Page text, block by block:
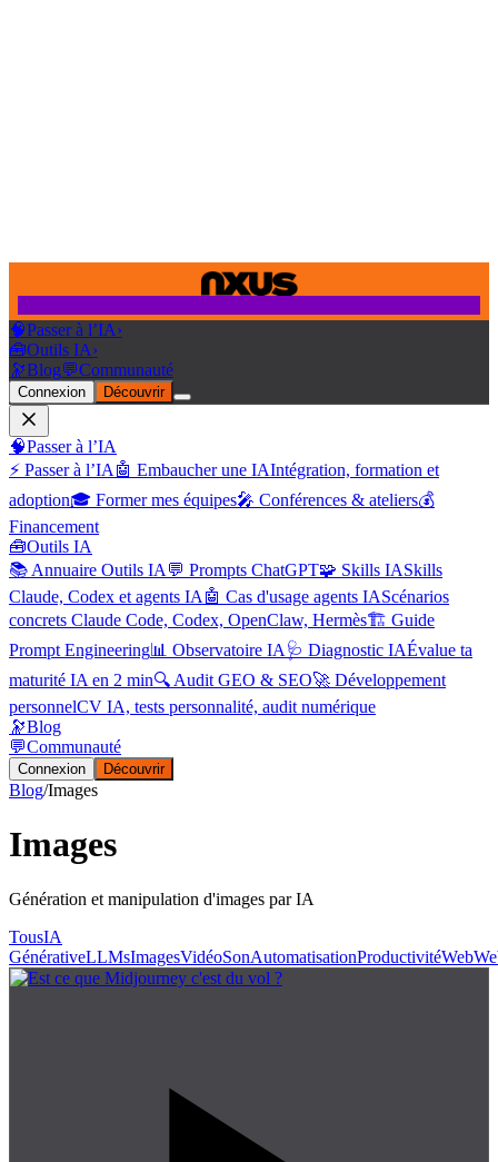
🧠Passer à l’IA›
🧰Outils IA›
🔭Blog💬Communauté
Connexion Découvrir
🧠Passer à l’IA
⚡ Passer à l’IA 🤖 Embaucher une IAIntégration, formation et
adoption🎓 Former mes équipes🎤 Conférences & ateliers💰
Financement
🧰Outils IA
📚 Annuaire Outils IA 💬 Prompts ChatGPT🧩 Skills IASkills
Claude, Codex et agents IA 🤖 Cas d'usage agents IAScénarios
concrets Claude Code, Codex, OpenClaw, Hermès🏗️ Guide
Prompt Engineering📊 Observatoire IA 🩺 Diagnostic IAÉvalue ta
maturité IA en 2 min🔍 Audit GEO & SEO🚀 Développement
personnelCV IA, tests personnalité, audit numérique
🔭Blog
💬Communauté
Connexion Découvrir
Blog/Images
Images
Génération et manipulation d'images par IA
TousIA
GénérativeLLMsImagesVidéoSonAutomatisationProductivitéWeb